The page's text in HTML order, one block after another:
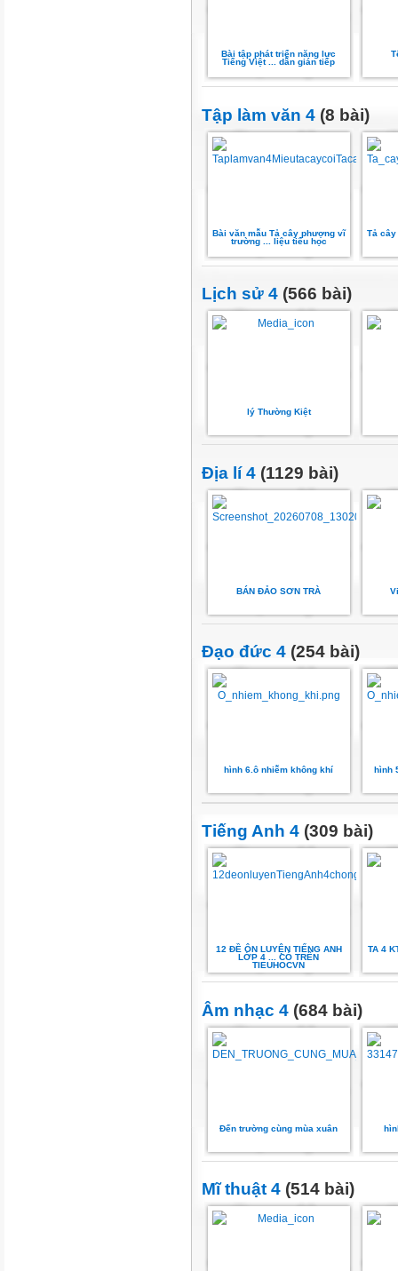
Bài tập phát triển năng lực
Tiếng Việt ... dẫn gián tiếp
Tập làm văn 4 (8 bài)
Bài văn mẫu Tả cây phượng vĩ
trường ... liệu tiểu học
Tả cây
Lịch sử 4 (566 bài)
lý Thường Kiệt
Địa lí 4 (1129 bài)
BÁN ĐẢO SƠN TRÀ
Đạo đức 4 (254 bài)
hình 6.ô nhiễm không khí hình
Tiếng Anh 4 (309 bài)
12 ĐỀ ÔN LUYỆN TIẾNG ANH
LỚP 4 ... CÓ TRÊN
TIEUHOCVN
TA 4
Âm nhạc 4 (684 bài)
Đến trường cùng mùa xuân
Mĩ thuật 4 (514 bài)